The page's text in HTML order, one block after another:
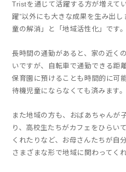
Tristを通じて活躍する方が増えて
躍”以外にも大きな成果を生み出
童の解消」と「地域活性化」です。
長時間の通勤があると、家の近く
いですが、自転車で通勤できる距
保育園に預けることも時間的に可
待機児童にならなくても済みます。
また地域の方も、おばあちゃんが
り、高校生たちがカフェをひらい
くれたりなど、お母さんたちが自
さまざまな形で地域に関わってく